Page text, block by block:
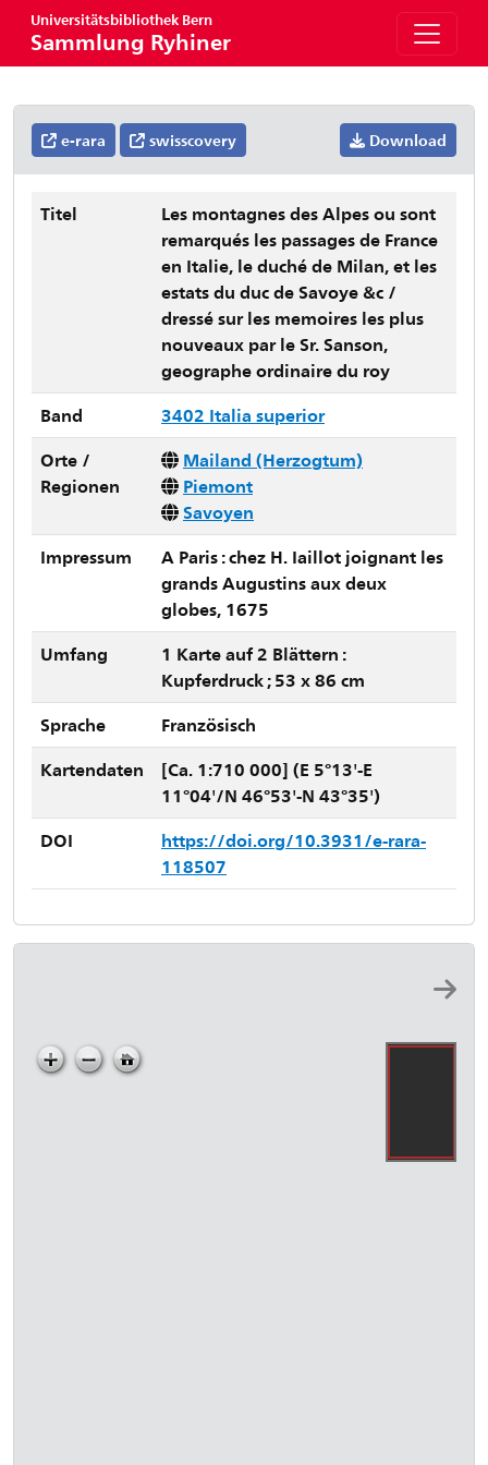
Universitätsbibliothek Bern
Sammlung Ryhiner
e-rara swisscovery Download
Titel
Les montagnes des Alpes ou sont
remarqués les passages de France
en Italie, le duché de Milan, et les
estats du duc de Savoye &c /
dressé sur les memoires les plus
nouveaux par le Sr. Sanson,
geographe ordinaire du roy
Band
3402 Italia superior
Orte /
Regionen
Mailand (Herzogtum)
Piemont
Savoyen
Impressum
A Paris : chez H. Iaillot joignant les
grands Augustins aux deux
globes, 1675
Umfang
1 Karte auf 2 Blättern :
Kupferdruck ; 53 x 86 cm
Sprache
Französisch
Kartendaten
[Ca. 1:710 000] (E 5°13'-E
11°04'/N 46°53'-N 43°35')
DOI
https://doi.org/10.3931/e-rara-
118507